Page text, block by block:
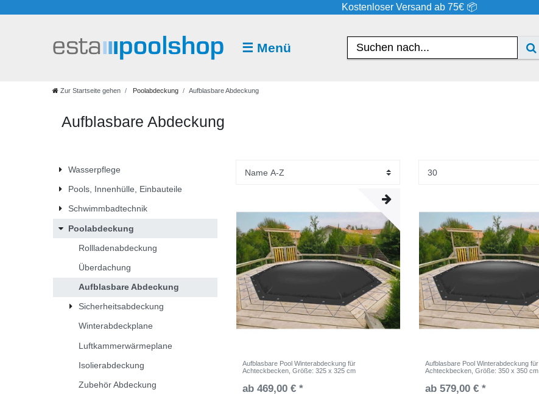
Kostenloser Versand ab 75€ 📦
☰ Menü
Zur Startseite gehen Poolabdeckung Aufblasbare Abdeckung
Poolabdeckung
Abdeckung
Abdeckung
Aufblasbare Abdeckung
Wasserpflege
Pools, Innenhülle, Einbauteile
Schwimmbadtechnik
Poolabdeckung
Rollladenabdeckung
Überdachung
Aufblasbare Abdeckung
Sicherheitsabdeckung
Winterabdeckplane
Luftkammerwärmeplane
Isolierabdeckung
Zubehör Abdeckung
Aufblasbare Pool Winterabdeckung für
Achteckbecken , Größe: 325 x 325 cm
ab 469,00 € *
Aufblasbare Pool Winterabdeckung für
Achteckbecken , Größe: 350 x 350 cm
ab 579,00 € *